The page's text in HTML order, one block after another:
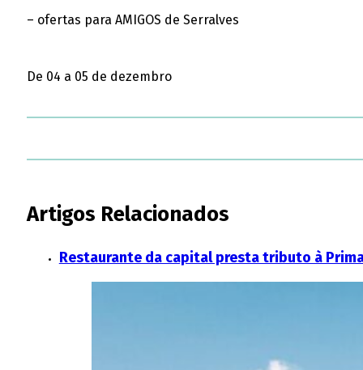
– ofertas para AMIGOS de Serralves
De 04 a 05 de dezembro
Artigos Relacionados
Restaurante da capital presta tributo à